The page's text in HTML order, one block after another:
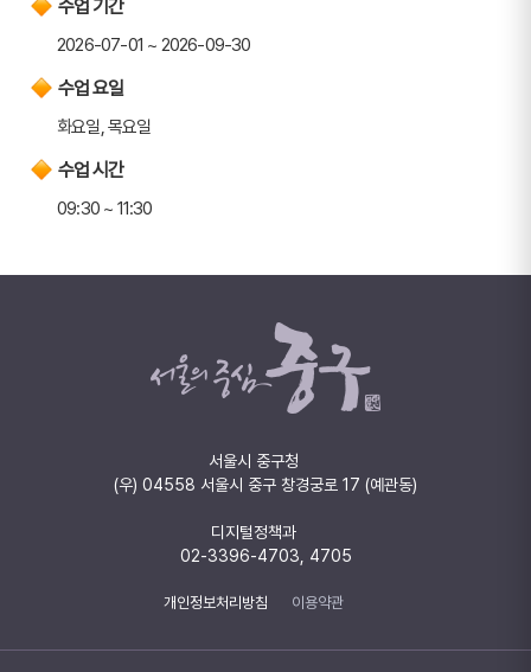
수업 기간
2026-07-01 ~ 2026-09-30
수업 요일
화요일, 목요일
수업 시간
09:30 ~ 11:30
서울시 중구청
(우) 04558 서울시 중구 창경궁로 17 (예관동)
디지털정책과
02-3396-4703, 4705
개인정보처리방침 이용약관